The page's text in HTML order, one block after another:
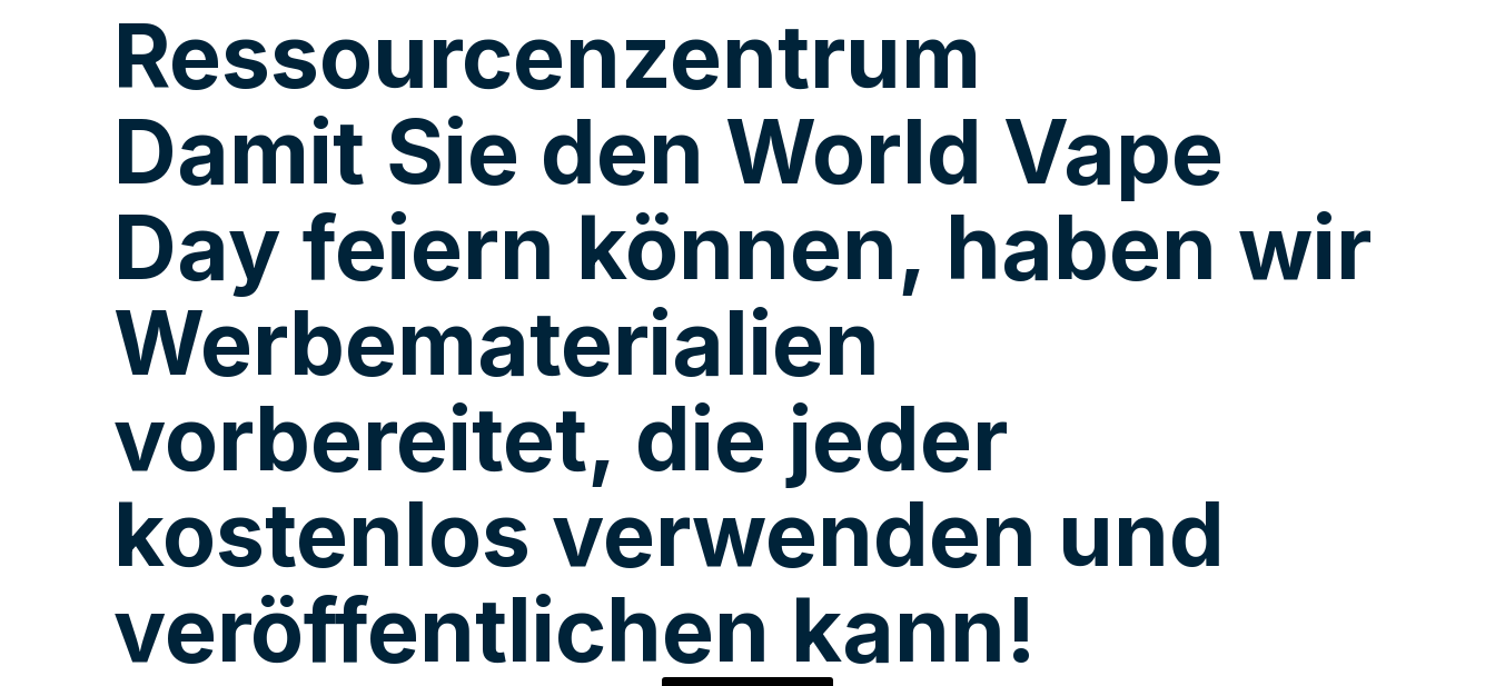
Ressourcenzentrum
Damit Sie den World Vape
Day feiern können, haben wir
Werbematerialien
vorbereitet, die jeder
kostenlos verwenden und
veröffentlichen kann!